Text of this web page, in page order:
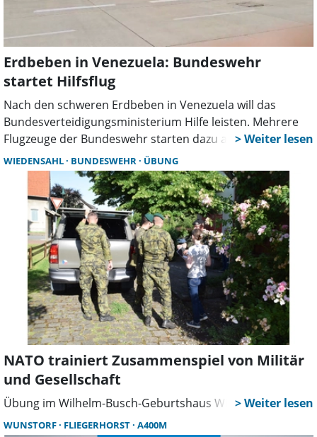
Erdbeben in Venezuela: Bundeswehr
startet Hilfsflug
Nach den schweren Erdbeben in Venezuela will das
Bundesverteidigungsministerium Hilfe leisten. Mehrere
Flugzeuge der Bundeswehr starten dazu am Freitag vom
Fliegerhorst Wunstorf in das betroffene Gebiet.
WIEDENSAHL BUNDESWEHR ÜBUNG
NATO trainiert Zusammenspiel von Militär
und Gesellschaft
Übung im Wilhelm-Busch-Geburtshaus Wiedensahl
WUNSTORF FLIEGERHORST A400M